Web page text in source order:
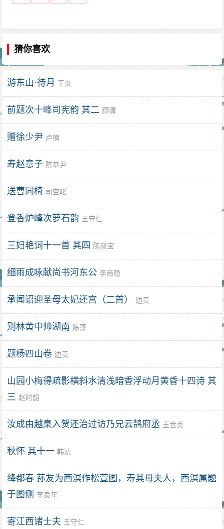
猜你喜欢
游东山·待月 王炎
前题次十峰司宪韵 其二 顾清
赠徐少尹 卢楠
寿赵意子 陈恭尹
送曹同椅 司空曙
登香炉峰次萝石韵 王守仁
三妇艳词十一首 其四 陈叔宝
细雨成咏献尚书河东公 李商隐
承闻诏迎圣母太妃还宫（二首） 边贡
别林黄中帅湖南 陈藻
题杨四山卷 边贡
山园小梅得疏影横斜水清浅暗香浮动月黄昏十四诗 其
三 赵时韶
汝成由越臬入贺还治过访乃兄云鹄府丞 王世贞
秋怀 其十一 韩淲
绛都春 荪友为西溟作松萱图，寿其母夫人，西溟属题
于图侧
李良年
寄江西诸士夫 王守仁